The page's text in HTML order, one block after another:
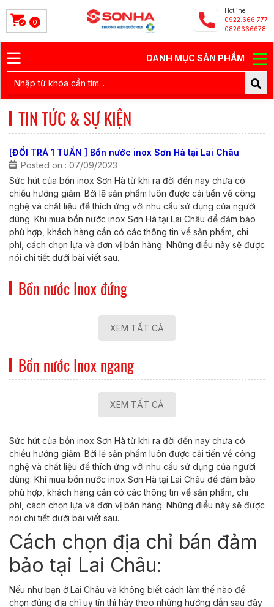
0
Hotline:
0922.666.777
0826666678
DANH MỤC SẢN PHẨM
TIN TỨC & SỰ KIỆN
[ĐỔI TRẢ 1 TUẦN ] Bồn nước inox Sơn Hà tại Lai Châu
Posted on : 07/09/2023
Sức hút của bồn inox Sơn Hà từ khi ra đời đến nay chưa có
chiều hướng giảm. Bởi lẽ sản phẩm luôn được cải tiến về công
nghệ và chất liệu để thích ứng với nhu cầu sử dụng của người
dùng. Khi mua bồn nước inox Sơn Hà tại Lai Châu để đảm bảo
phù hợp, khách hàng cần có các thông tin về sản phẩm, chi
phí, cách chọn lựa và đơn vị bán hàng. Những điều này sẽ được
nói chi tiết dưới bài viết sau.
Bồn nước Inox đứng
XEM TẤT CẢ
Bồn nước Inox ngang
XEM TẤT CẢ
Sức hút của bồn inox Sơn Hà từ khi ra đời đến nay chưa có
chiều hướng giảm. Bởi lẽ sản phẩm luôn được cải tiến về công
nghệ và chất liệu để thích ứng với nhu cầu sử dụng của người
dùng. Khi mua bồn nước inox Sơn Hà tại Lai Châu để đảm bảo
phù hợp, khách hàng cần có các thông tin về sản phẩm, chi
phí, cách chọn lựa và đơn vị bán hàng. Những điều này sẽ được
nói chi tiết dưới bài viết sau.
Cách chọn địa chỉ bán đảm
bảo tại Lai Châu:
Nếu như bạn ở Lai Châu và không biết cách làm thế nào để
chọn đúng địa chỉ uy tín thì hãy theo những hướng dẫn sau đây